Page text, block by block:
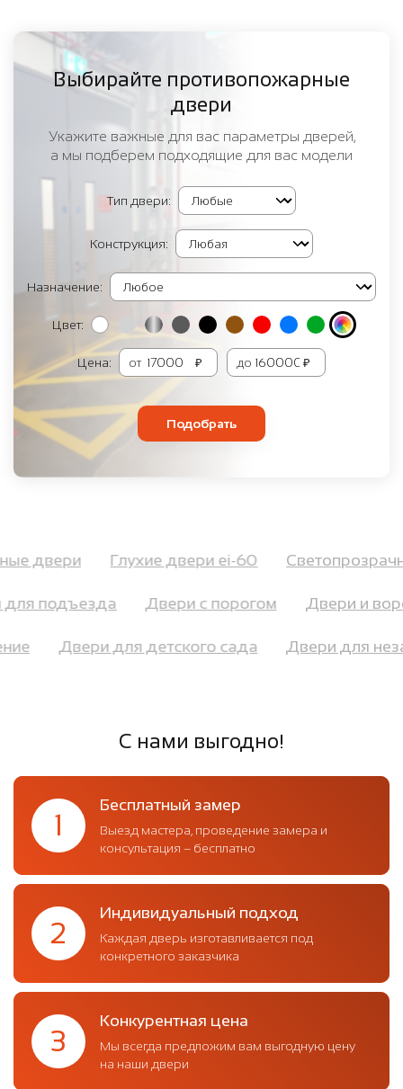
Выбирайте противопожарные
двери
Укажите важные для вас параметры дверей,
а мы подберем подходящие для вас модели
Тип двери:
Конструкция:
Назначение:
Цвет:
Цена: от ₽ до ₽
Подобрать
двери Глухие двери ei-60
подъезда Двери с порогом Двери и
Двери для детского сада Двери для
С нами выгодно!
1
Бесплатный замер
Выезд мастера, проведение замера и
консультация – бесплатно
2
Индивидуальный подход
Каждая дверь изготавливается под
конкретного заказчика
3
Конкурентная цена
Мы всегда предложим вам выгодную цену
на наши двери